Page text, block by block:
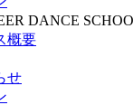
DANCE
概要
せ